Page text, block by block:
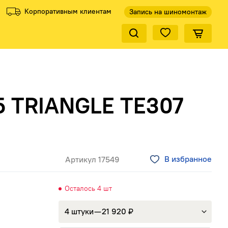
Корпоративным клиентам Запись на шиномонтаж
Закрыть
TRIANGLE TE307
Артикул 17549 В избранное
Осталось 4 шт
4 штуки — 21 920 ₽